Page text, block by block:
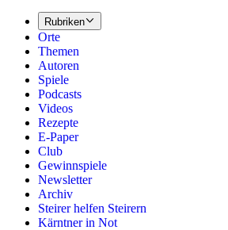
Rubriken
Orte
Themen
Autoren
Spiele
Podcasts
Videos
Rezepte
E-Paper
Club
Gewinnspiele
Newsletter
Archiv
Steirer helfen Steirern
Kärntner in Not